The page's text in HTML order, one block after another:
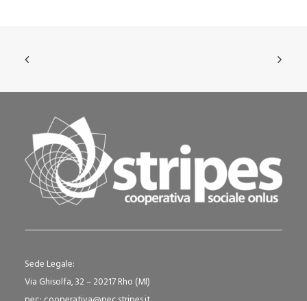
Sede Legale:
Via Ghisolfa, 32 – 20217 Rho (MI)